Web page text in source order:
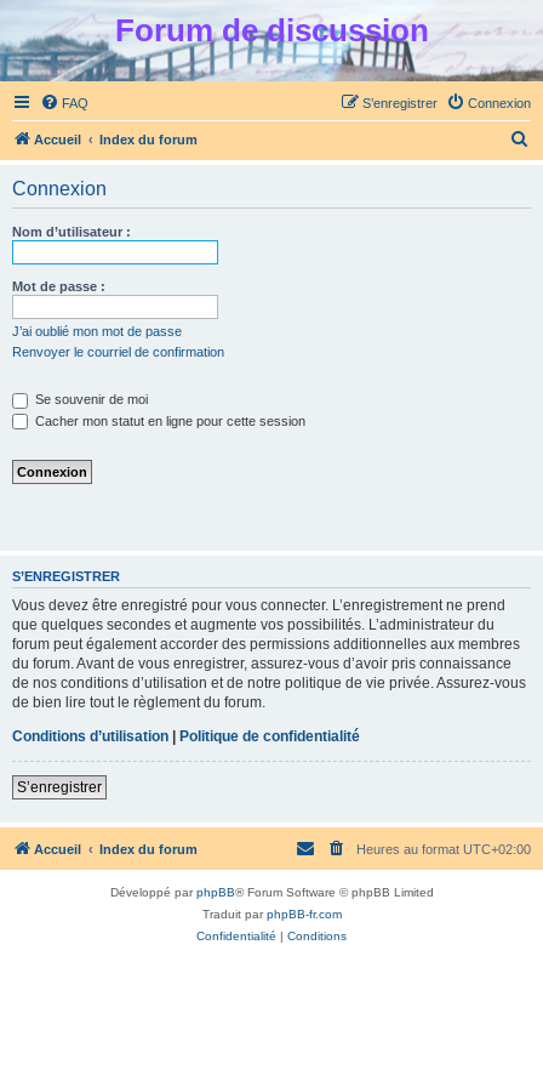
Forum de discussion
FAQ Connexion
S’enregistrer
Accueil Index du forum
Connexion
Nom d’utilisateur :
Mot de passe :
J’ai oublié mon mot de passe
Renvoyer le courriel de confirmation
Se souvenir de moi
Cacher mon statut en ligne pour cette session
S’ENREGISTRER
Vous devez être enregistré pour vous connecter. L’enregistrement ne prend
que quelques secondes et augmente vos possibilités. L’administrateur du
forum peut également accorder des permissions additionnelles aux membres
du forum. Avant de vous enregistrer, assurez-vous d’avoir pris connaissance
de nos conditions d’utilisation et de notre politique de vie privée. Assurez-vous
de bien lire tout le règlement du forum.
Conditions d’utilisation | Politique de confidentialité
S’enregistrer
Accueil Index du forum Heures au format UTC+02:00
Développé parphpBB® Forum Software © phpBB Limited
Traduit parphpBB-fr.com
Confidentialité | Conditions